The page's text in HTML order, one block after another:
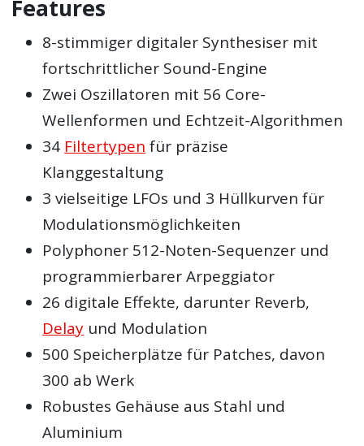
Features
8-stimmiger digitaler Synthesiser mit
fortschrittlicher Sound-Engine
Zwei Oszillatoren mit 56 Core-
Wellenformen und Echtzeit-Algorithmen
34 Filtertypen für präzise
Klanggestaltung
3 vielseitige LFOs und 3 Hüllkurven für
Modulationsmöglichkeiten
Polyphoner 512-Noten-Sequenzer und
programmierbarer Arpeggiator
26 digitale Effekte, darunter Reverb,
Delay und Modulation
500 Speicherplätze für Patches, davon
300 ab Werk
Robustes Gehäuse aus Stahl und
Aluminium